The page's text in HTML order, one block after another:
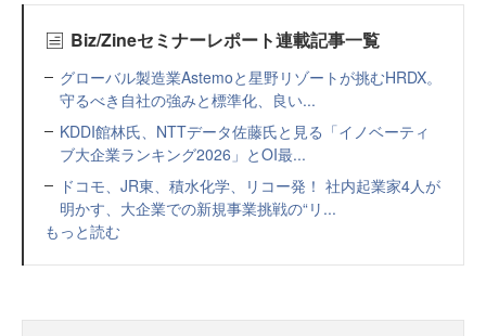
Biz/Zineセミナーレポート連載記事一覧
グローバル製造業Astemoと星野リゾートが挑むHRDX。
守るべき自社の強みと標準化、良い...
KDDI館林氏、NTTデータ佐藤氏と見る「イノベーティ
ブ大企業ランキング2026」とOI最...
ドコモ、JR東、積水化学、リコー発！ 社内起業家4人が
明かす、大企業での新規事業挑戦の“リ...
もっと読む